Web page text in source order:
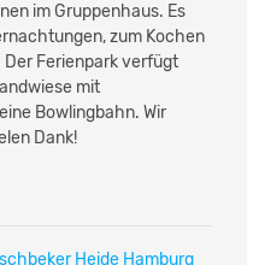
im Gruppenhaus. Es
zum Kochen
Der Ferienpark verfügt
mit
Bowlingbahn. Wir
Dank!